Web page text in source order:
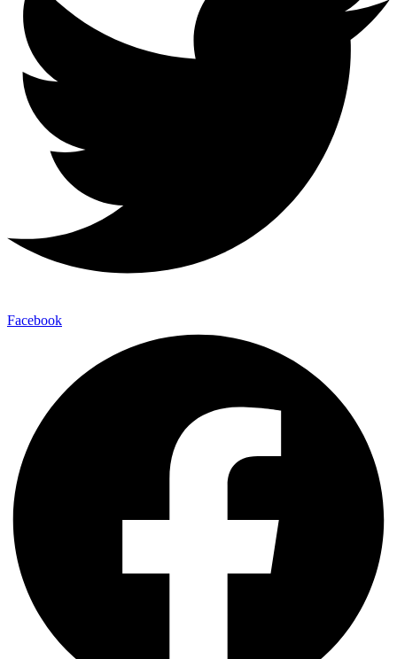
Facebook